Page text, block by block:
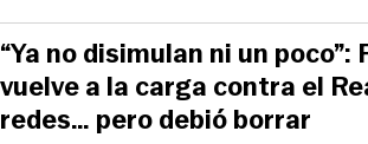
“Ya no disimulan ni un
vuelve a la carga contra el
redes… pero debió borrar